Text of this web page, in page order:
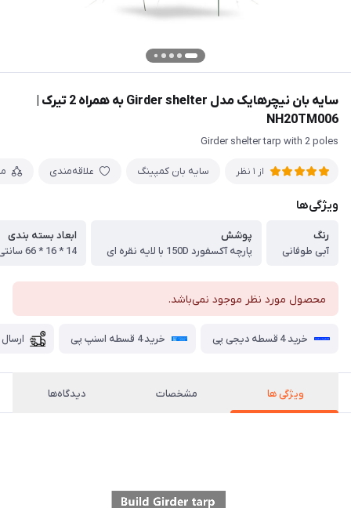
سایه بان نیچرهایک مدل Girder shelter به همراه 2 تیرک |
NH20TM006
Girder shelter tarp with 2 poles
از 1 نظر سایه بان کمپینگ علاقه‌مندی
ویژگی‌ها
رنگ
آبی طوفانی
پوشش
پارچه آکسفورد 150D با لایه نقره ای
ابعاد بسته بندی
محصول مورد نظر موجود نمی‌باشد.
خرید 4 قسطه دیجی پی خرید 4 قسطه اسنپ پی
ویژگی ها مشخصات دیدگاه‌ها